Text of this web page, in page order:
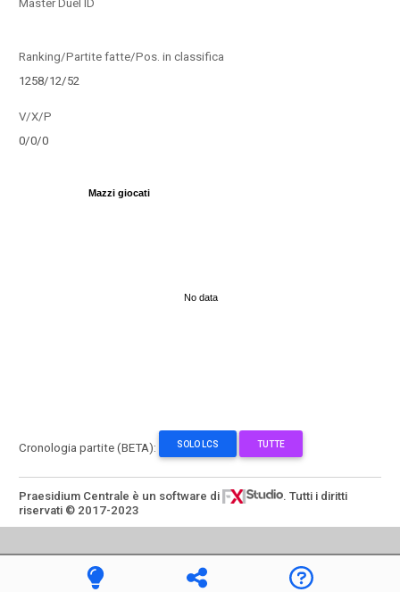
Master Duel ID
Ranking/Partite fatte/Pos. in classifica
1258/12/52
V/X/P
0/0/0
Mazzi giocati
No data
Cronologia partite (BETA): SOLO LCS TUTTE
Praesidium Centrale è un software di
. Tutti i diritti
riservati © 2017-2023